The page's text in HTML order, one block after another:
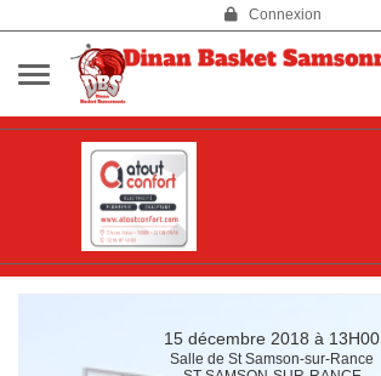
Connexion
15 décembre 2018 à 13H00
Salle de St Samson-sur-Rance
Panneau de gestion des cookies